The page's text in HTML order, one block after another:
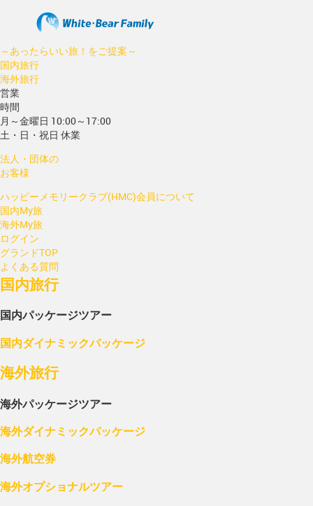
～あったらいい旅！をご提案～
国内旅行
海外旅行
営業
時間
月～金曜日 10:00～17:00
土・日・祝日 休業
法人・団体の
お客様
ハッピーメモリークラブ(HMC)会員について
国内My旅
海外My旅
ログイン
グランドTOP
よくある質問
国内旅行
国内パッケージツアー
国内ダイナミックパッケージ
海外旅行
海外パッケージツアー
海外ダイナミックパッケージ
海外航空券
海外オプショナルツアー